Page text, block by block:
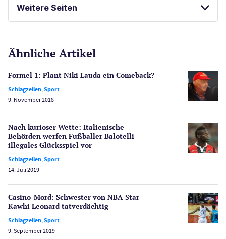
Gesetzgebung
Poker
Schlagzeilen
Spiele
Spielerschutz
Sport
Weitere Seiten
CasinoOnline.de
PayPal Casinos
Merkur Casinos
Casino Testberichte
Bonus Ohne Einzahlung
Ähnliche Artikel
Formel 1: Plant Niki Lauda ein Comeback?
Schlagzeilen,Sport
9. November 2018
Nach kurioser Wette: Italienische
Behörden werfen Fußballer Balotelli
illegales Glücksspiel vor
Schlagzeilen,Sport
14. Juli 2019
Casino-Mord: Schwester von NBA-Star
Kawhi Leonard tatverdächtig
Schlagzeilen,Sport
9. September 2019